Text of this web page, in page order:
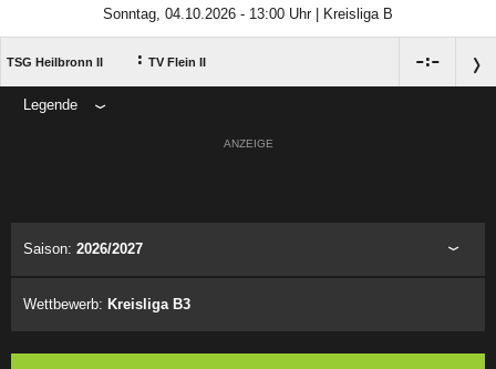
Sonntag, 04.10.2026 - 13:00 Uhr | Kreisliga B
TSG Heilbronn II : TV Flein II :
Legende
ANZEIGE
Saison: 2026/2027
Wettbewerb: Kreisliga B3